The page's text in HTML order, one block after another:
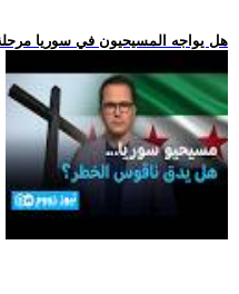
.. هل يواجه المسيحيون في سوريا